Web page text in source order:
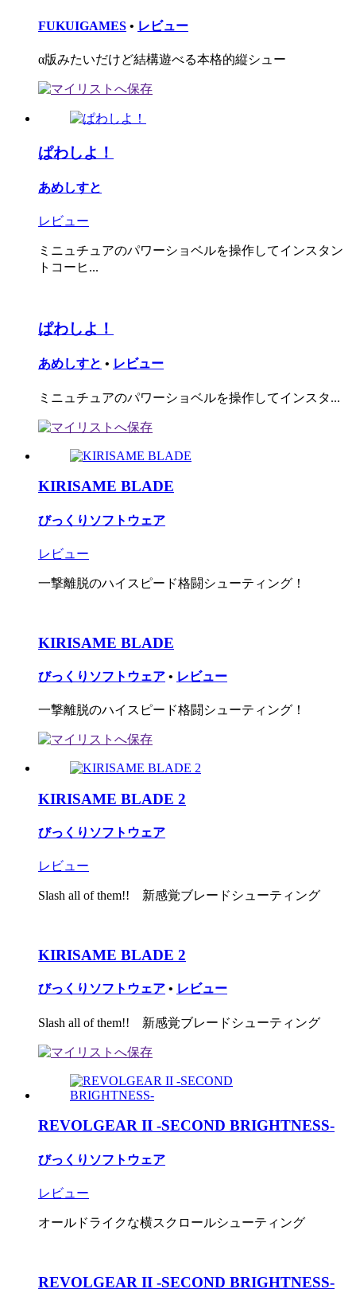
FUKUIGAMES • レビュー
α版みたいだけど結構遊べる本格的縦シュー
ぱわしよ！
あめしすと
レビュー
ミニュチュアのパワーショベルを操作してインスタン
トコーヒ...
ぱわしよ！
あめしすと • レビュー
ミニュチュアのパワーショベルを操作してインスタ...
KIRISAME BLADE
びっくりソフトウェア
レビュー
一撃離脱のハイスピード格闘シューティング！
KIRISAME BLADE
びっくりソフトウェア • レビュー
一撃離脱のハイスピード格闘シューティング！
KIRISAME BLADE 2
びっくりソフトウェア
レビュー
Slash all of them!! 新感覚ブレードシューティング
KIRISAME BLADE 2
びっくりソフトウェア • レビュー
Slash all of them!! 新感覚ブレードシューティング
REVOLGEAR II -SECOND BRIGHTNESS-
びっくりソフトウェア
レビュー
オールドライクな横スクロールシューティング
REVOLGEAR II -SECOND BRIGHTNESS-